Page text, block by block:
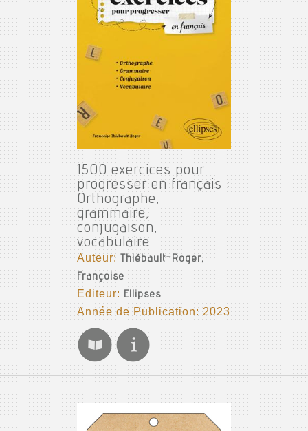
1500 exercices pour
progresser en français :
Orthographe,
grammaire,
conjugaison,
vocabulaire
Auteur:Thiébault-Roger,
Françoise
Editeur: Ellipses
Année de Publication: 2023